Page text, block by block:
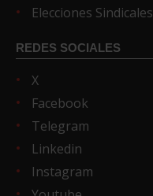
Elecciones Sindicales
REDES SOCIALES
X
Facebook
Telegram
Linkedin
Instagram